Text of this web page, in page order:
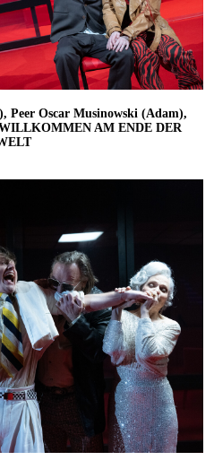
Peer Oscar Musinowski (Adam),
AM ENDE DER